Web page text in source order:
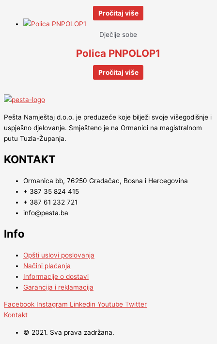
Pročitaj više
Dječije sobe
Polica PNPOLOP1
Pročitaj više
Pešta Namještaj d.o.o. je preduzeće koje bilježi svoje višegodišnje i
uspješno djelovanje. Smješteno je na Ormanici na magistralnom
putu Tuzla-Županja.
KONTAKT
Ormanica bb, 76250 Gradačac, Bosna i Hercegovina
+ 387 35 824 415
+ 387 61 232 721
info@pesta.ba
Info
Opšti uslovi poslovanja
Načini plaćanja
Informacije o dostavi
Garancija i reklamacija
Facebook Instagram Linkedin Youtube Twitter
Kontakt
© 2021. Sva prava zadržana.